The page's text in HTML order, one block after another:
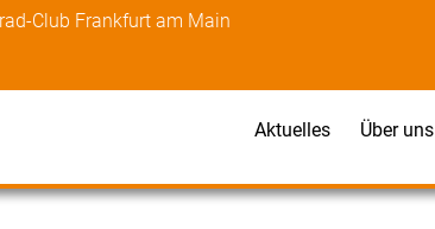
Club Frankfurt am Main
Aktuelles Über uns